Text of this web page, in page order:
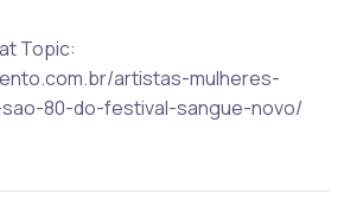
Topic:
artistas-mulheres-
80-do-festival-sangue-novo/